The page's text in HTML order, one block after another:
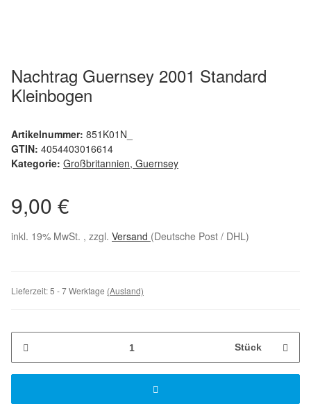
Nachtrag Guernsey 2001 Standard
Kleinbogen
Artikelnummer: 851K01N_
GTIN: 4054403016614
Kategorie: Großbritannien, Guernsey
9,00 €
inkl. 19% MwSt. , zzgl. Versand (Deutsche Post / DHL)
Lieferzeit:5 - 7 Werktage (Ausland)
Stück